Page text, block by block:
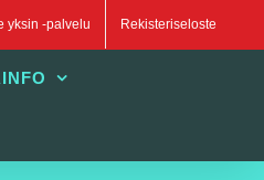
yksin -palvelu Rekisteriseloste